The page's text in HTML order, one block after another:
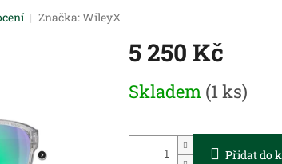
Značka:WileyX
5 250 Kč
cena:
Skladem (1 ks)
Přidat do